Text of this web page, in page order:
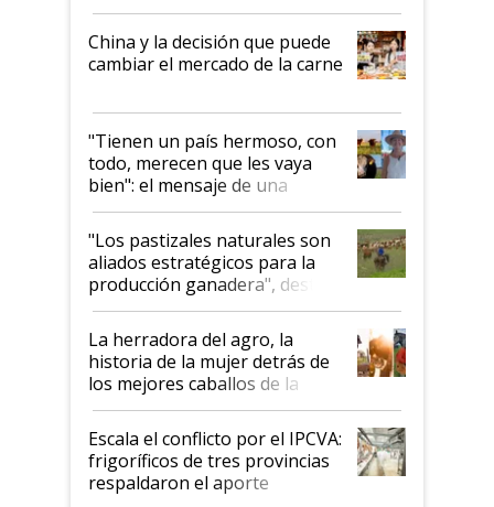
China y la decisión que puede
cambiar el mercado de la carne
"Tienen un país hermoso, con
todo, merecen que les vaya
bien": el mensaje de una
ganadera uruguaya sobre las
oportunidades que se abren
para el agro en Argentina, con
foco en la carne
"Los pastizales naturales son
aliados estratégicos para la
producción ganadera", destaca
la iniciativa que ya reúne a 46
establecimientos en Argentina
La herradora del agro, la
historia de la mujer detrás de
los mejores caballos de la
Argentina y los mitos que
todavía hacen sufrir a estos
animales: "Mientras me
descalificaban, yo seguí
haciendo currículum"
Escala el conflicto por el IPCVA:
frigoríficos de tres provincias
respaldaron el aporte